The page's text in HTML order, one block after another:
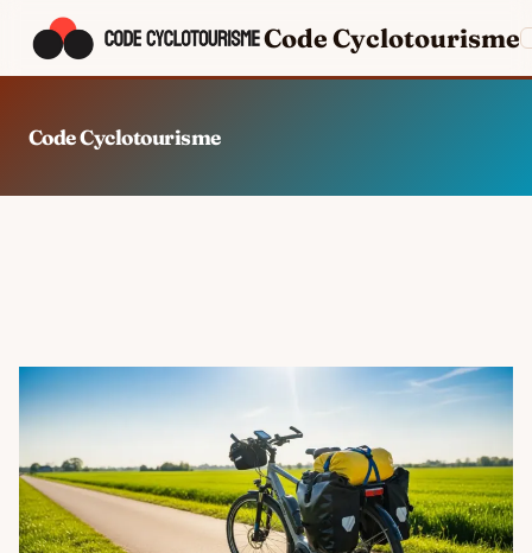
Code Cyclotourisme
Code Cyclotourisme